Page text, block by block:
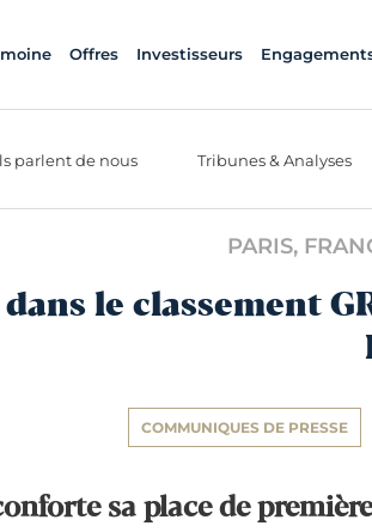
Offres Investisseurs
parlent de nous Tribunes & Analyses
PARIS,
le classement
COMMUNIQUES DE PRESSE
sa place de